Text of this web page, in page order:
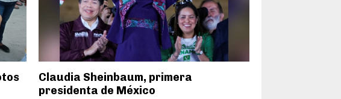
Claudia Sheinbaum, primera
presidenta de México